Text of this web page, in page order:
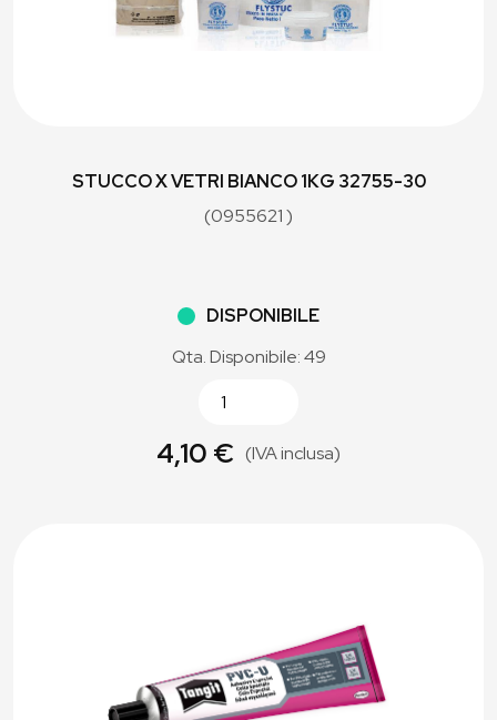
STUCCO X VETRI BIANCO 1KG 32755-30
(0955621 )
DISPONIBILE
Qta. Disponibile: 49
4,10 € (IVA inclusa)